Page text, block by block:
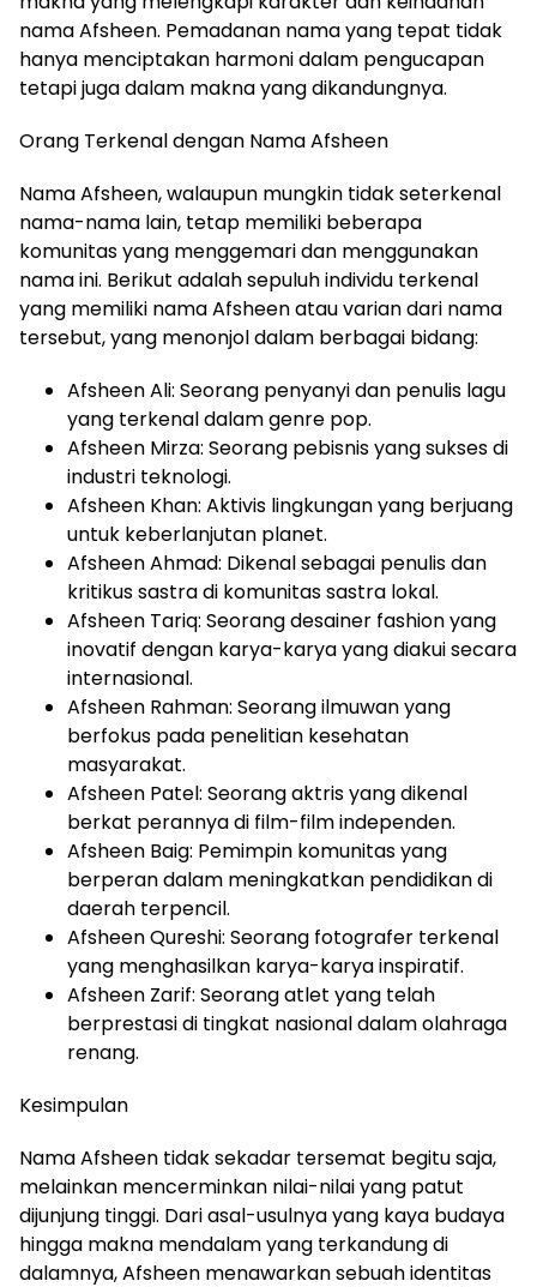
nama Afsheen. Pemadanan nama yang tepat tidak
hanya menciptakan harmoni dalam pengucapan
tetapi juga dalam makna yang dikandungnya.
Orang Terkenal dengan Nama Afsheen
Nama Afsheen, walaupun mungkin tidak seterkenal
nama-nama lain, tetap memiliki beberapa
komunitas yang menggemari dan menggunakan
nama ini. Berikut adalah sepuluh individu terkenal
yang memiliki nama Afsheen atau varian dari nama
tersebut, yang menonjol dalam berbagai bidang:
Afsheen Ali: Seorang penyanyi dan penulis lagu
yang terkenal dalam genre pop.
Afsheen Mirza: Seorang pebisnis yang sukses di
industri teknologi.
Afsheen Khan: Aktivis lingkungan yang berjuang
untuk keberlanjutan planet.
Afsheen Ahmad: Dikenal sebagai penulis dan
kritikus sastra di komunitas sastra lokal.
Afsheen Tariq: Seorang desainer fashion yang
inovatif dengan karya-karya yang diakui secara
internasional.
Afsheen Rahman: Seorang ilmuwan yang
berfokus pada penelitian kesehatan
masyarakat.
Afsheen Patel: Seorang aktris yang dikenal
berkat perannya di film-film independen.
Afsheen Baig: Pemimpin komunitas yang
berperan dalam meningkatkan pendidikan di
daerah terpencil.
Afsheen Qureshi: Seorang fotografer terkenal
yang menghasilkan karya-karya inspiratif.
Afsheen Zarif: Seorang atlet yang telah
berprestasi di tingkat nasional dalam olahraga
renang.
Kesimpulan
Nama Afsheen tidak sekadar tersemat begitu saja,
melainkan mencerminkan nilai-nilai yang patut
dijunjung tinggi. Dari asal-usulnya yang kaya budaya
hingga makna mendalam yang terkandung di
dalamnya, Afsheen menawarkan sebuah identitas